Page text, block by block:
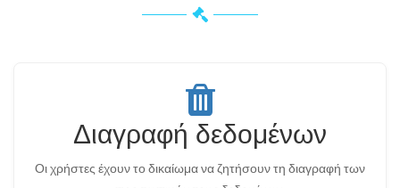
Διαγραφή δεδομένων
Οι χρήστες έχουν το δικαίωμα να ζητήσουν τη διαγραφή των